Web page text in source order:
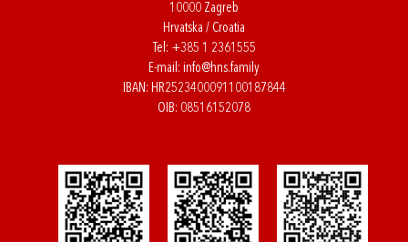
10000 Zagreb
Hrvatska / Croatia
Tel: +385 1 2361555
E-mail: info@hns.family
IBAN: HR2523400091100187844
OIB: 08516152078